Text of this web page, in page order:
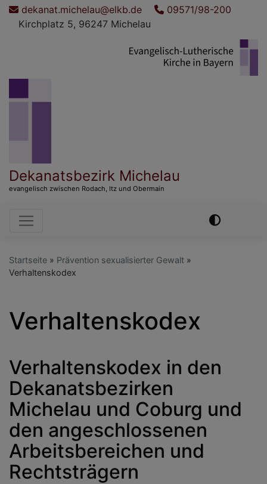
Direktdekanat.michelau@elkb.de
09571/98-200
Kirchplatz 5, 96247 Michelau
Dekanatsbezirk Michelau
evangelisch zwischen Rodach, Itz und Obermain
Hauptnavigation
Startseite
Prävention sexualisierter Gewalt
Verhaltenskodex
Verhaltenskodex
Verhaltenskodex in den
Dekanatsbezirken
Michelau und Coburg und
den angeschlossenen
Arbeitsbereichen und
Rechtsträgern